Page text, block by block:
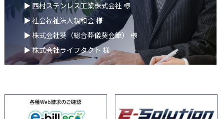
▶ 西村ステンレス工業株式会社 様
▶ 社会福祉法人親和会 様
▶ 株式会社葵（総合葬儀葵会館） 様
▶ 株式会社ライフタクト 様